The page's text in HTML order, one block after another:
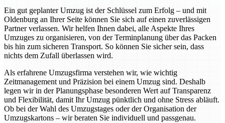
Ein gut geplanter Umzug ist der Schlüssel zum Erfolg – und mit
Oldenburg an Ihrer Seite können Sie sich auf einen zuverlässigen
Partner verlassen. Wir helfen Ihnen dabei, alle Aspekte Ihres
Umzuges zu organisieren, von der Terminplanung über das Packen
bis hin zum sicheren Transport. So können Sie sicher sein, dass
nichts dem Zufall überlassen wird.
Als erfahrene Umzugsfirma verstehen wir, wie wichtig
Zeitmanagement und Präzision bei einem Umzug sind. Deshalb
legen wir in der Planungsphase besonderen Wert auf Transparenz
und Flexibilität, damit Ihr Umzug pünktlich und ohne Stress abläuft.
Ob bei der Wahl des Umzugstages oder der Organisation der
Umzugskartons – wir beraten Sie individuell und passgenau.